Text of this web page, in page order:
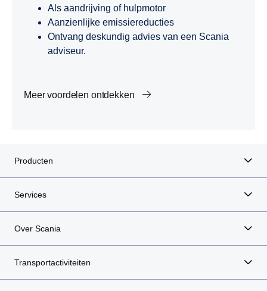
Als aandrijving of hulpmotor
Aanzienlijke emissiereducties
Ontvang deskundig advies van een Scania
adviseur.
Meer voordelen ontdekken
Producten
Services
Over Scania
Transportactiviteiten